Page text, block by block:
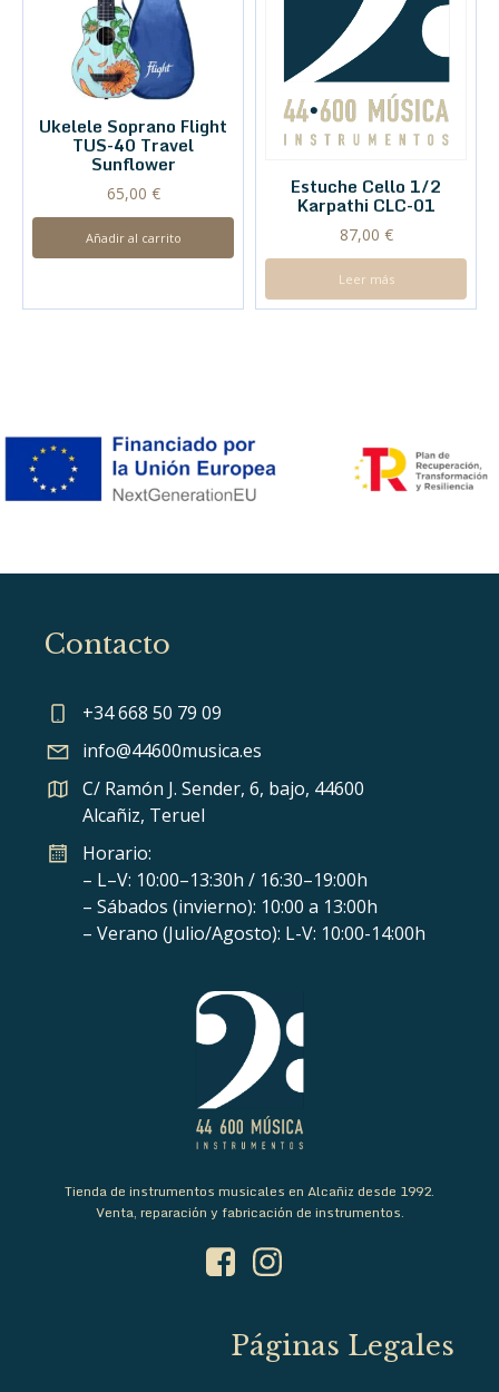
Ukelele Soprano Flight
TUS-40 Travel
Sunflower
65,00 €
Añadir al carrito
Estuche Cello 1/2
Karpathi CLC-01
87,00 €
Leer más
Contacto
+34 668 50 79 09
info@44600musica.es
C/ Ramón J. Sender, 6, bajo, 44600
Alcañiz, Teruel
Horario:
– L–V: 10:00–13:30h / 16:30–19:00h
– Sábados (invierno): 10:00 a 13:00h
– Verano (Julio/Agosto): L-V: 10:00-14:00h
Tienda de instrumentos musicales en Alcañiz desde 1992.
Venta, reparación y fabricación de instrumentos.
Páginas Legales